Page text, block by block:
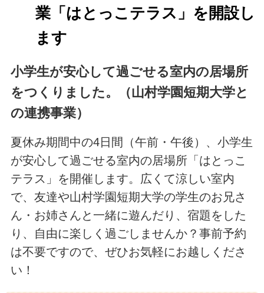
業「はとっこテラス」を開設し
ます
小学生が安心して過ごせる室内の居場所
をつくりました。（山村学園短期大学と
の連携事業）
夏休み期間中の4日間（午前・午後）、小学生
が安心して過ごせる室内の居場所「はとっこ
テラス」を開催します。広くて涼しい室内
で、友達や山村学園短期大学の学生のお兄さ
ん・お姉さんと一緒に遊んだり、宿題をした
り、自由に楽しく過ごしませんか？事前予約
は不要ですので、ぜひお気軽にお越しくださ
い！